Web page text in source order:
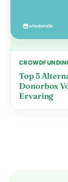
Top 5
Donorbox
Ervaring